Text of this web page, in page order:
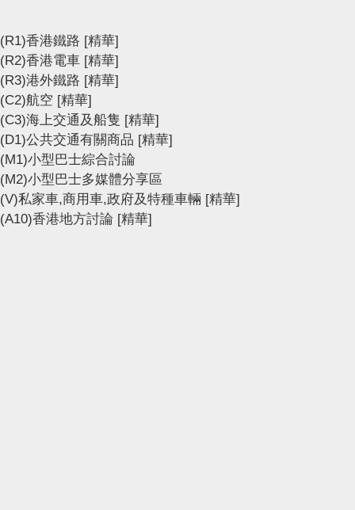
(R1)香港鐵路 [精華]
(R2)香港電車 [精華]
(R3)港外鐵路 [精華]
(C2)航空 [精華]
(C3)海上交通及船隻 [精華]
(D1)公共交通有關商品 [精華]
(M1)小型巴士綜合討論
(M2)小型巴士多媒體分享區
(V)私家車,商用車,政府及特種車輛 [精華]
(A10)香港地方討論 [精華]